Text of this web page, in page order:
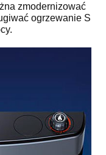
zmodernizować
ogrzewanie S